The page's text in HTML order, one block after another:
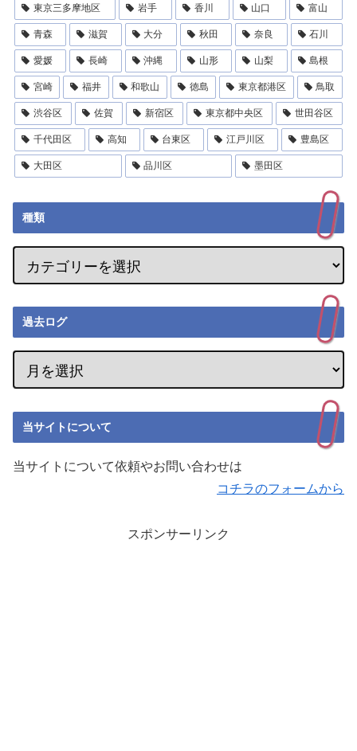
東京三多摩地区 岩手 香川 山口 富山
青森 滋賀 大分 秋田 奈良 石川
愛媛 長崎 沖縄 山形 山梨 島根
宮崎 福井 和歌山 徳島 東京都港区 鳥取
渋谷区 佐賀 新宿区 東京都中央区 世田谷区
千代田区 高知 台東区 江戸川区 豊島区
大田区 品川区 墨田区
種類
過去ログ
当サイトについて
当サイトについて依頼やお問い合わせは
コチラのフォームから
スポンサーリンク